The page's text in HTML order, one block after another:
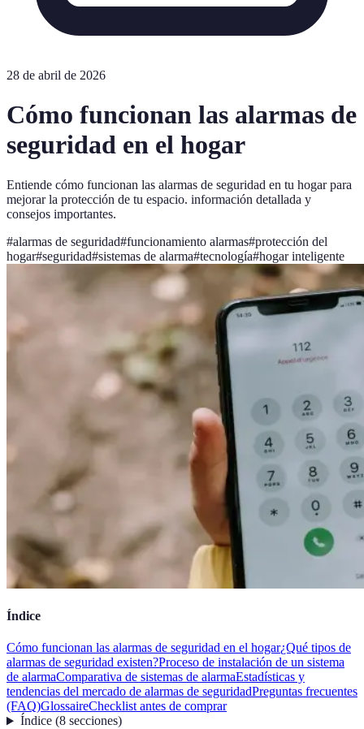
28 de abril de 2026
Cómo funcionan las alarmas de
seguridad en el hogar
Entiende cómo funcionan las alarmas de seguridad en tu hogar para
mejorar la protección de tu espacio. información detallada y
consejos importantes.
#alarmas de seguridad#funcionamiento alarmas#protección del
hogar#seguridad#sistemas de alarma#tecnología#hogar inteligente
Índice
Cómo funcionan las alarmas de seguridad en el hogar¿Qué tipos de
alarmas de seguridad existen?Proceso de instalación de un sistema
de alarmaComparativa de sistemas de alarmaEstadísticas y
tendencias del mercado de alarmas de seguridadPreguntas frecuentes
(FAQ)GlossaireChecklist antes de comprar
Índice(8 secciones)